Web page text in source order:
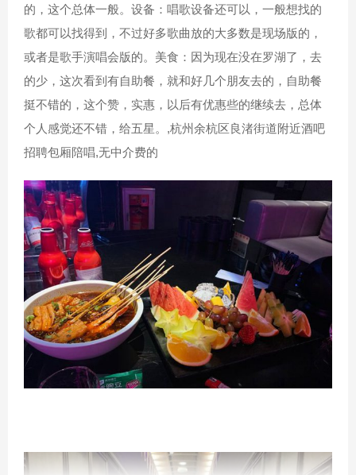
的，这个总体一般。设备：唱歌设备还可以，一般想找的
歌都可以找得到，不过好多歌曲放的大多数是现场版的，
或者是歌手演唱会版的。美食：因为现在没在罗湖了，去
的少，这次看到有自助餐，就和好几个朋友去的，自助餐
挺不错的，这个赞，实惠，以后有优惠些的继续去，总体
个人感觉还不错，给五星。,杭州余杭区良渚街道附近酒吧
招聘包厢陪唱,无中介费的